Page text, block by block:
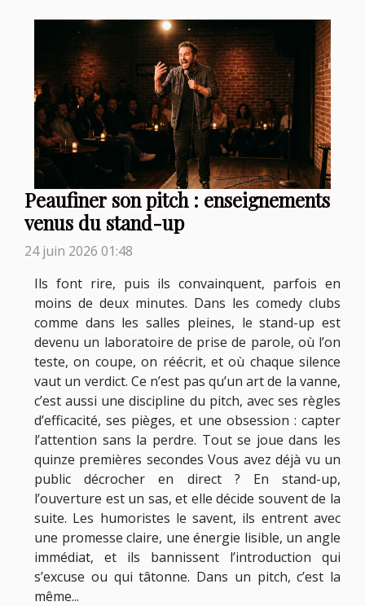
Peaufiner son pitch : enseignements
venus du stand-up
24 juin 2026 01:48
Ils font rire, puis ils convainquent, parfois en
moins de deux minutes. Dans les comedy clubs
comme dans les salles pleines, le stand-up est
devenu un laboratoire de prise de parole, où l’on
teste, on coupe, on réécrit, et où chaque silence
vaut un verdict. Ce n’est pas qu’un art de la vanne,
c’est aussi une discipline du pitch, avec ses règles
d’efficacité, ses pièges, et une obsession : capter
l’attention sans la perdre. Tout se joue dans les
quinze premières secondes Vous avez déjà vu un
public décrocher en direct ? En stand-up,
l’ouverture est un sas, et elle décide souvent de la
suite. Les humoristes le savent, ils entrent avec
une promesse claire, une énergie lisible, un angle
immédiat, et ils bannissent l’introduction qui
s’excuse ou qui tâtonne. Dans un pitch, c’est la
même...